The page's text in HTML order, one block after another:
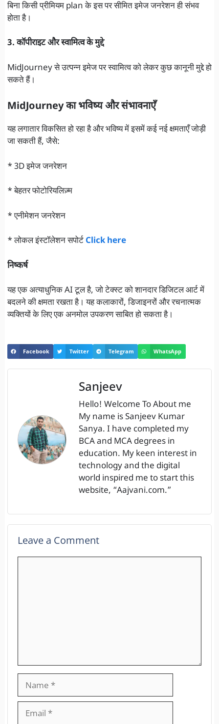
बिना किसी प्रीमियम plan के इस पर सीमित इमेज जनरेशन ही संभव
होता है।
3. कॉपीराइट और स्वामित्व के मुद्दे
MidJourney से उत्पन्न इमेज पर स्वामित्व को लेकर कुछ कानूनी मुद्दे हो
सकते हैं।
MidJourney का भविष्य और संभावनाएँ
यह लगातार विकसित हो रहा है और भविष्य में इसमें कई नई क्षमताएँ जोड़ी
जा सकती हैं, जैसे:
* 3D इमेज जनरेशन
* बेहतर फोटोरियलिज़्म
* एनीमेशन जनरेशन
* लोकल इंस्टॉलेशन सपोर्ट Click here
निष्कर्ष
यह एक अत्याधुनिक AI टूल है, जो टेक्स्ट को शानदार डिजिटल आर्ट में
बदलने की क्षमता रखता है। यह कलाकारों, डिजाइनरों और रचनात्मक
व्यक्तियों के लिए एक अनमोल उपकरण साबित हो सकता है।
Facebook Twitter Telegram WhatsApp
Sanjeev
Hello! Welcome To About me
My name is Sanjeev Kumar
Sanya. I have completed my
BCA and MCA degrees in
education. My keen interest in
technology and the digital
world inspired me to start this
website, “Aajvani.com.”
Leave a Comment